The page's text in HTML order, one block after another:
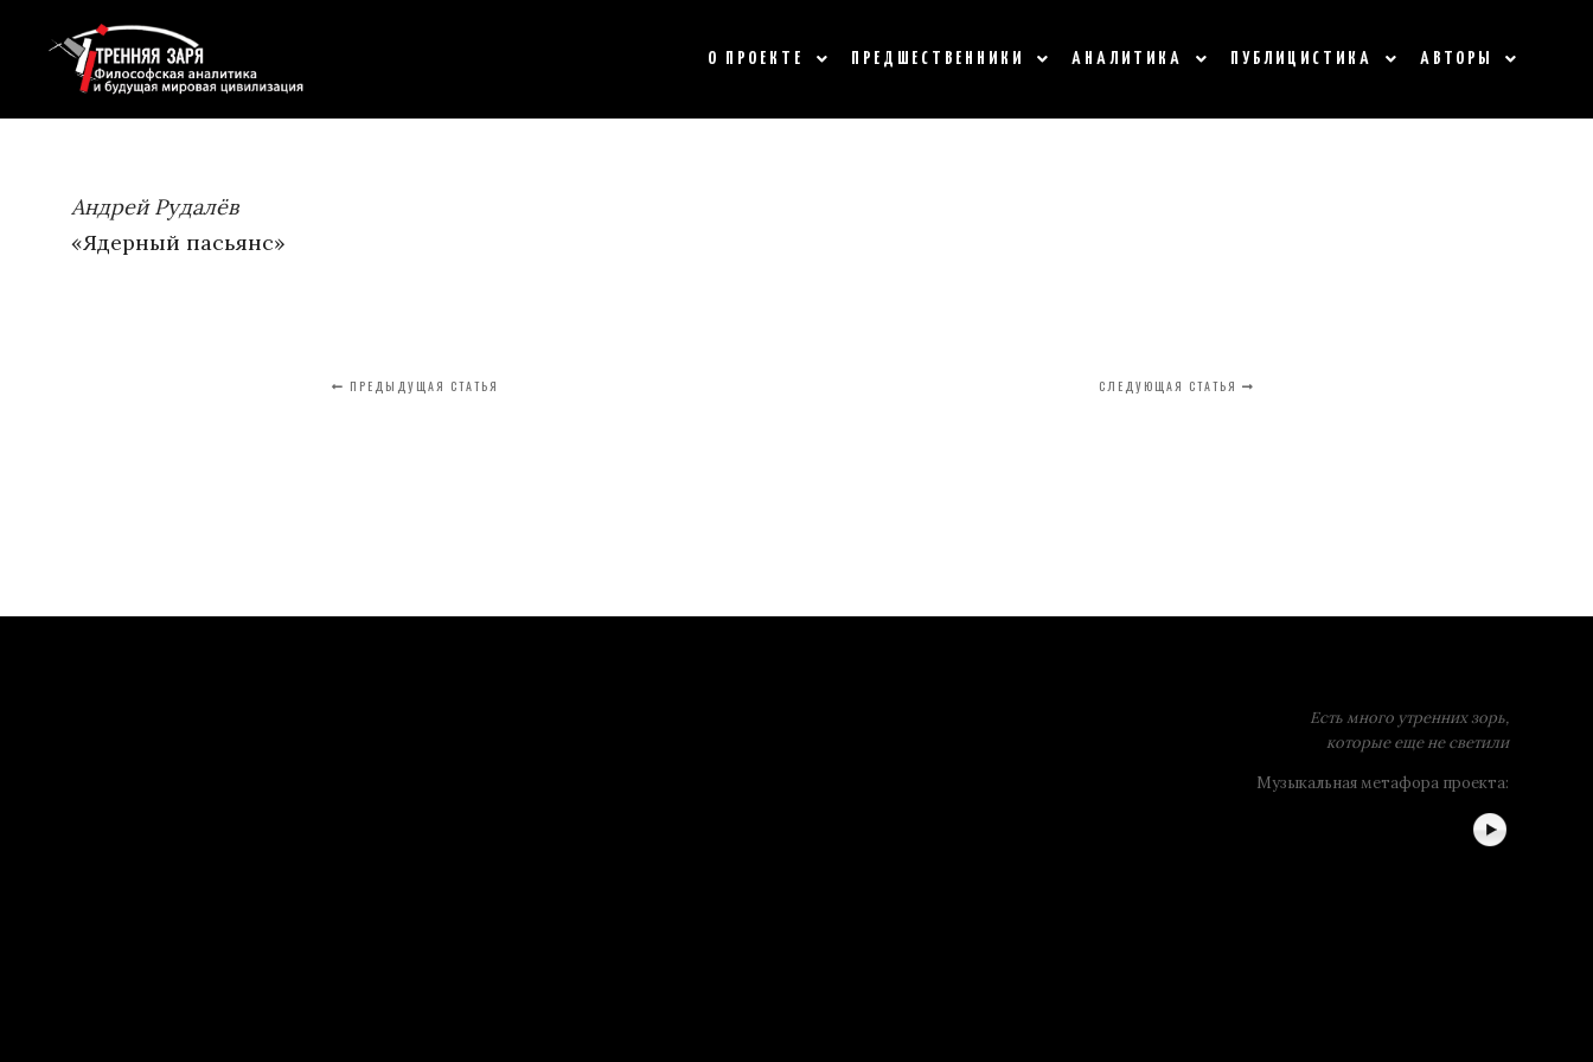
О ПРОЕКТЕ ПРЕДШЕСТВЕННИКИ АНАЛИТИКА ПУБЛИЦИСТИКА АВТОРЫ
Андрей Рудалёв
«Ядерный пасьянс»
ПРЕДЫДУЩАЯ СТАТЬЯ СЛЕДУЮЩАЯ СТАТЬЯ
Есть много утренних зорь,
которые еще не светили
Музыкальная метафора проекта: